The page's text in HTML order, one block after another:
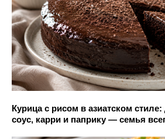
Курица с рисом в азиатском
соус, карри и паприку — семья